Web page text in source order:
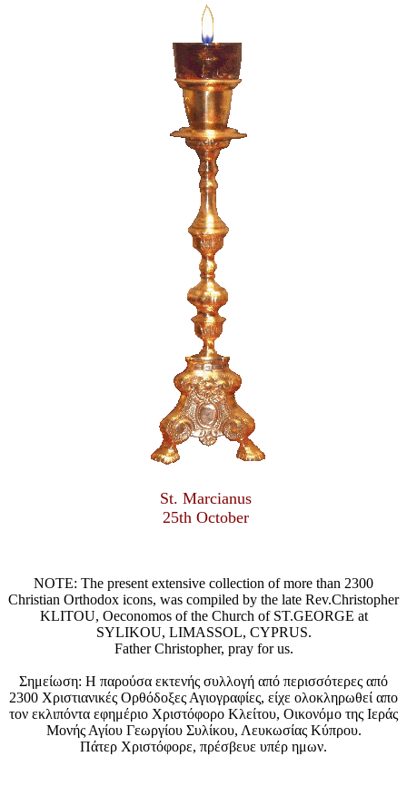
St. Marcianus
25th October
NOTE: The present extensive collection of more than 2300
Christian Orthodox icons, was compiled by the late Rev.Christopher
KLITOU, Oeconomos of the Church of ST.GEORGE at
SYLIKOU, LIMASSOL, CYPRUS.
Father Christopher, pray for us.
Σημείωση: Η παρούσα εκτενής συλλογή από περισσότερες από
2300 Χριστιανικές Ορθόδοξες Αγιογραφίες, είχε ολοκληρωθεί απο
τον εκλιπόντα εφημέριο Χριστόφορο Κλείτου, Οικονόμο της Ιεράς
Μονής Αγίου Γεωργίου Συλίκου, Λευκωσίας Κύπρου.
Πάτερ Χριστόφορε, πρέσβευε υπέρ ημων.